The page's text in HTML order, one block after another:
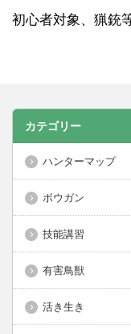
初心者対象、猟銃
カテゴリー
ハンターマップ
ボウガン
技能講習
有害鳥獣
活き生き